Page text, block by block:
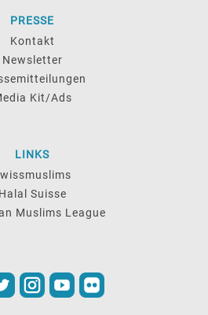
PRESSE
Kontakt
Newsletter
Kit/Ads
LINKS
Halal Suisse
Muslims League